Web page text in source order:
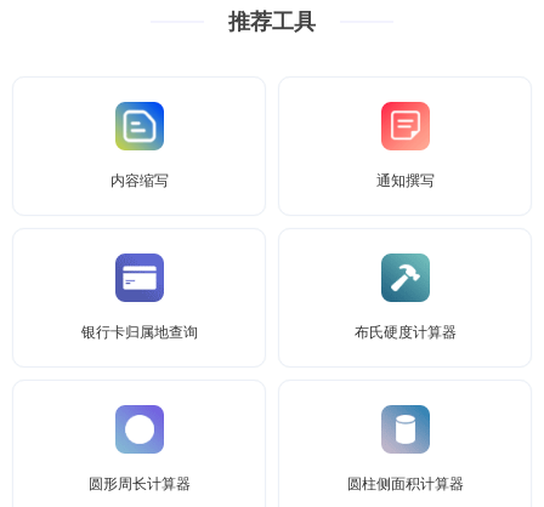
推荐工具
内容缩写 通知撰写
银行卡归属地查询 布氏硬度计算器
圆形周长计算器 圆柱侧面积计算器